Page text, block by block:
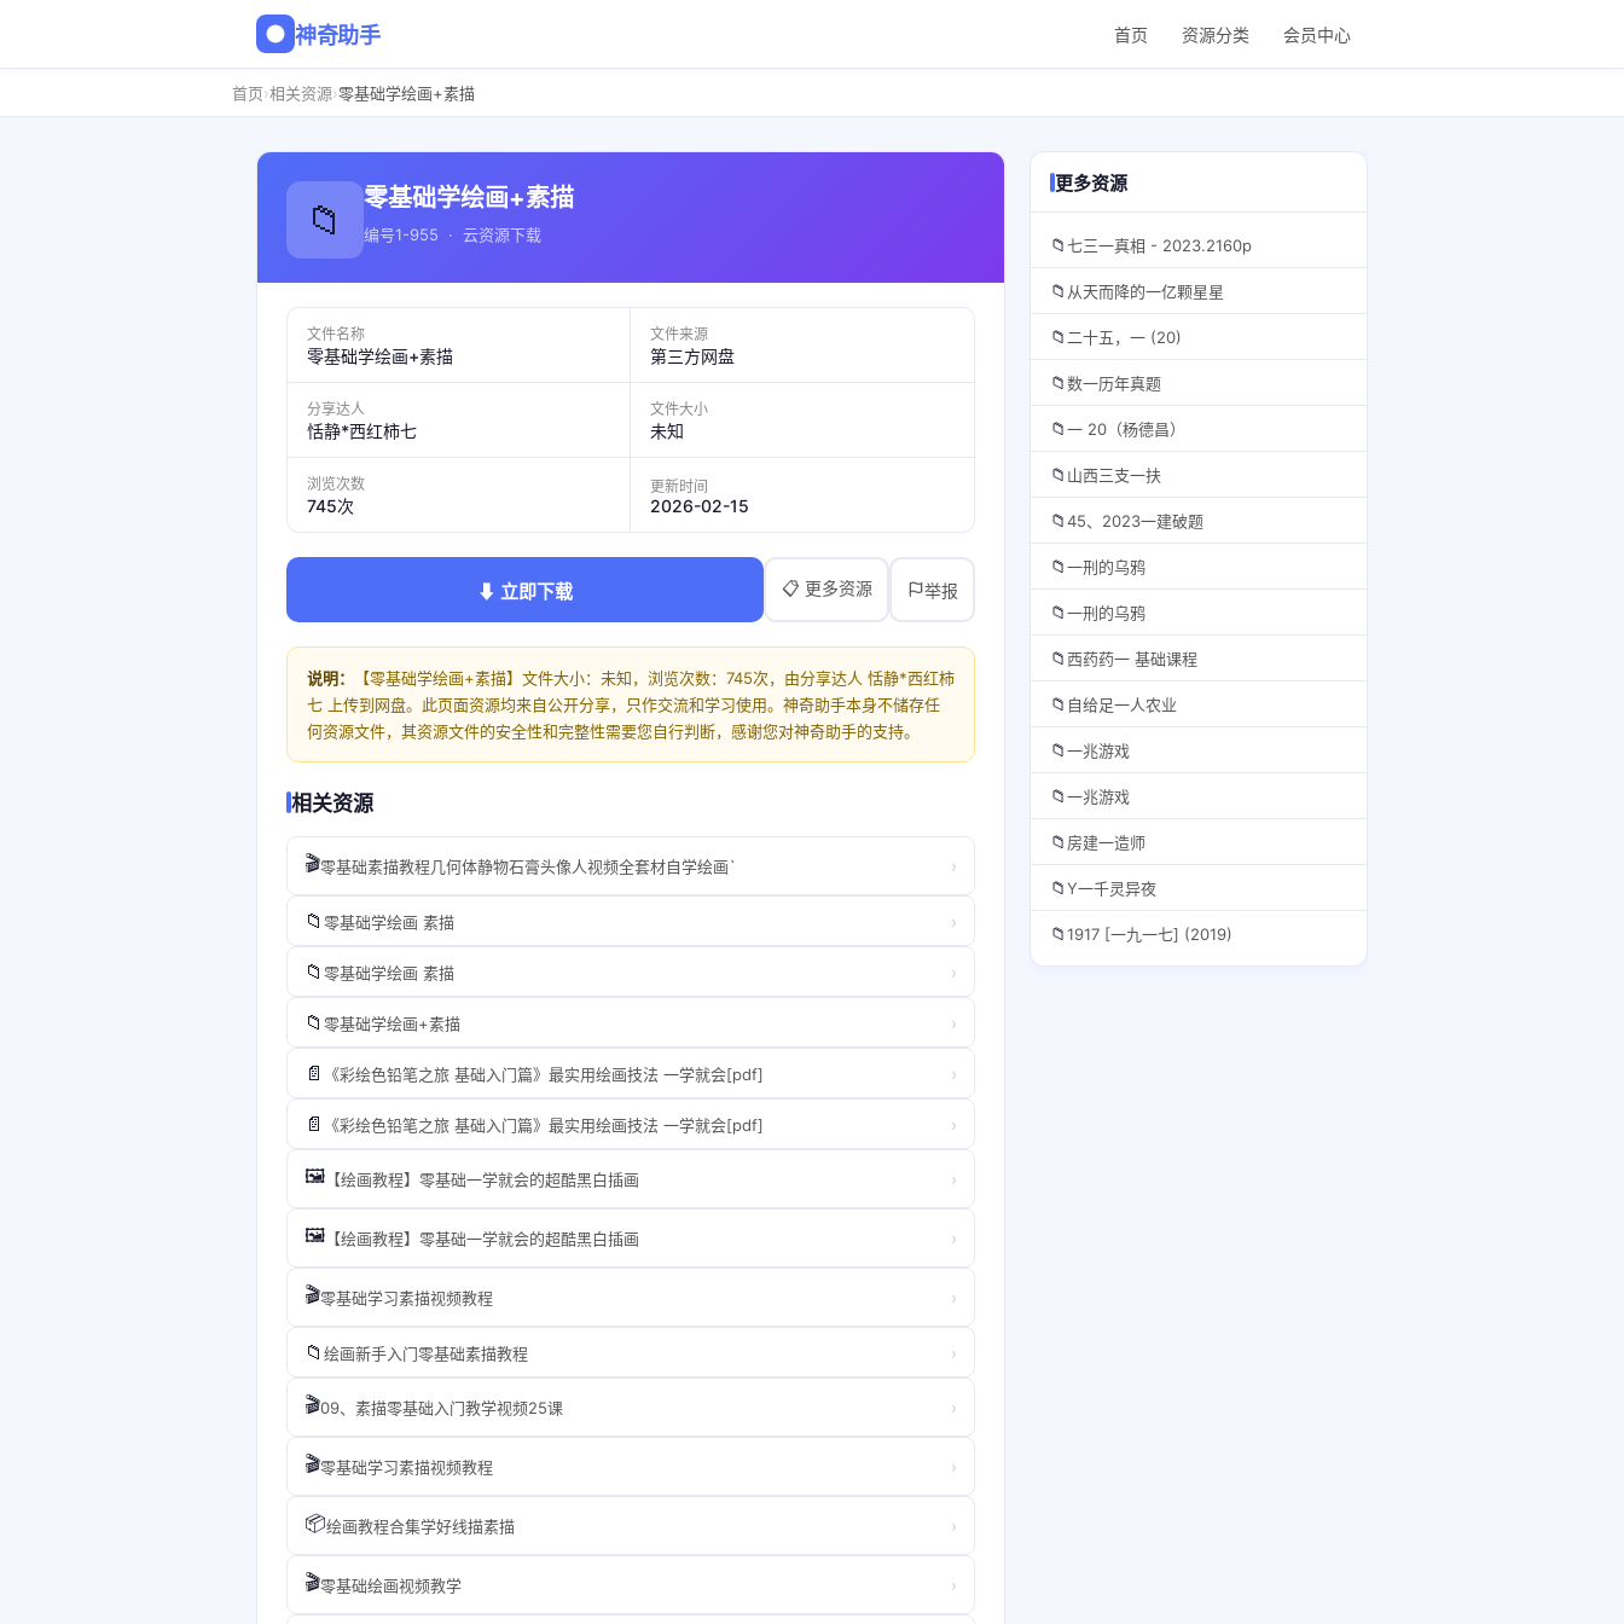
神奇助手 首页 资源分类 会员中心
首页›相关资源›零基础学绘画+素描
📁 零基础学绘画+素描
编号1-955 · 云资源下载
文件名称
零基础学绘画+素描
文件来源
第三方网盘
分享达人
恬静*西红柿七
文件大小
未知
浏览次数
745次
更新时间
2026-02-15
⬇ 立即下载 📋 更多资源 举报
说明：
【零基础学绘画+素描】文件大小：未知，浏览次数：745次，由分享达人 恬静*西红柿
七 上传到网盘。此页面资源均来自公开分享，只作交流和学习使用。神奇助手本身不储存任
何资源文件，其资源文件的安全性和完整性需要您自行判断，感谢您对神奇助手的支持。
相关资源
🎬零基础素描教程几何体静物石膏头像人视频全套材自学绘画` ›
📁 零基础学绘画 素描 ›
📁 零基础学绘画 素描 ›
📁 零基础学绘画+素描 ›
📄 《彩绘色铅笔之旅 基础入门篇》最实用绘画技法 一学就会[pdf] ›
📄 《彩绘色铅笔之旅 基础入门篇》最实用绘画技法 一学就会[pdf] ›
🖼️ 【绘画教程】零基础一学就会的超酷黑白插画 ›
🖼️ 【绘画教程】零基础一学就会的超酷黑白插画 ›
🎬零基础学习素描视频教程 ›
📁 绘画新手入门零基础素描教程 ›
🎬09、素描零基础入门教学视频25课 ›
🎬零基础学习素描视频教程 ›
📦绘画教程合集学好线描素描 ›
🎬零基础绘画视频教学 ›
更多资源
📁七三一真相 - 2023.2160p
📁 从天而降的一亿颗星星
📁 二十五，一 (20)
📁数一历年真题
📁一 20（杨德昌）
📁 山西三支一扶
📁45、2023一建破题
📁一刑的乌鸦
📁一刑的乌鸦
📁西药药一 基础课程
📁 自给足一人农业
📁一兆游戏
📁一兆游戏
📁 房建一造师
📁Y一千灵异夜
📁1917 [一九一七] (2019)